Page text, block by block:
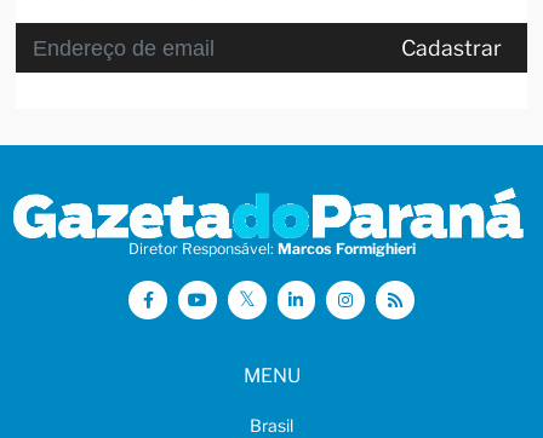
Cadastrar
Diretor Responsável: Marcos Formighieri
MENU
Brasil